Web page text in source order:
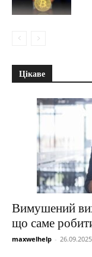
Цікаве
Вимушений
що саме
maxwelhelp - 26.09.2025